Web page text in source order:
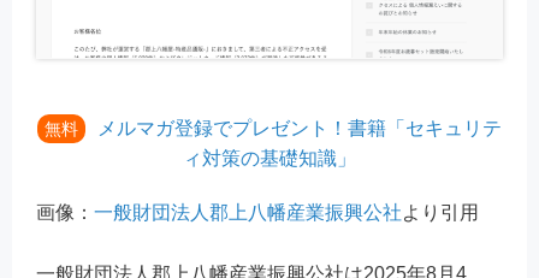
無料
メルマガ登録でプレゼント！書籍「セキュリテ
ィ対策の基礎知識」
画像： 一般財団法人郡上八幡産業振興公社より引用
一般財団法人郡上八幡産業振興公社は2025年8月4